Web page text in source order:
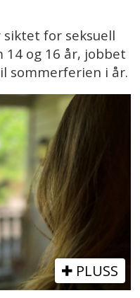
for seksuell
og 16 år, jobbet
sommerferien i år.
PLUSS